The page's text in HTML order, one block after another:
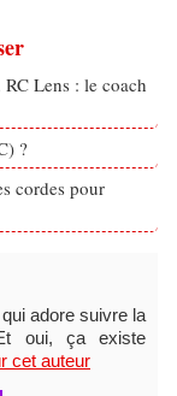
Lens : le coach
?
cordes pour
adore suivre la
oui, ça existe
cet auteur